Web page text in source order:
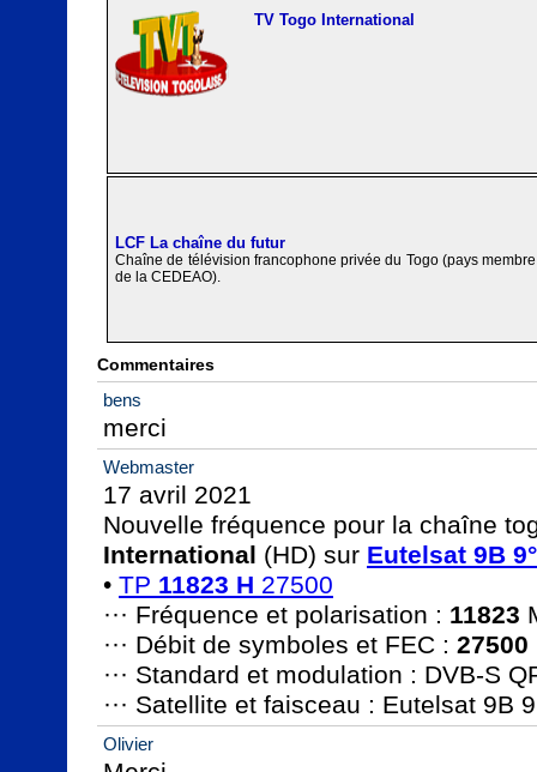
TV Togo International
LCF La chaîne du futur
Chaîne de télévision francophone privée du Togo (pays membre
de la CEDEAO).
Commentaires
bens
merci
Webmaster
17 avril 2021
Nouvelle fréquence pour la chaîne
International (HD) sur Eutelsat 9B
• TP 11823 H 27500
··· Fréquence et polarisation : 11823
··· Débit de symboles et FEC : 27500
··· Standard et modulation : DVB-S
··· Satellite et faisceau : Eutelsat 9B
Olivier